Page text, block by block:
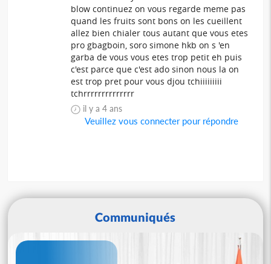
blow continuez on vous regarde meme pas
quand les fruits sont bons on les cueillent
allez bien chialer tous autant que vous etes
pro gbagboin, soro simone hkb on s 'en
garba de vous vous etes trop petit eh puis
c'est parce que c'est ado sinon nous la on
est trop pret pour vous djou tchiiiiiiiii
tchrrrrrrrrrrrrrr
il y a 4 ans
Veuillez vous connecter pour répondre
Communiqués